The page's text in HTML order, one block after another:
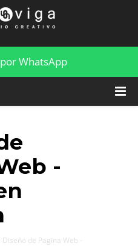
Pagina Web - HTML5 en Coghlan
WhatsApp
-
Diseño de Pagina Web -